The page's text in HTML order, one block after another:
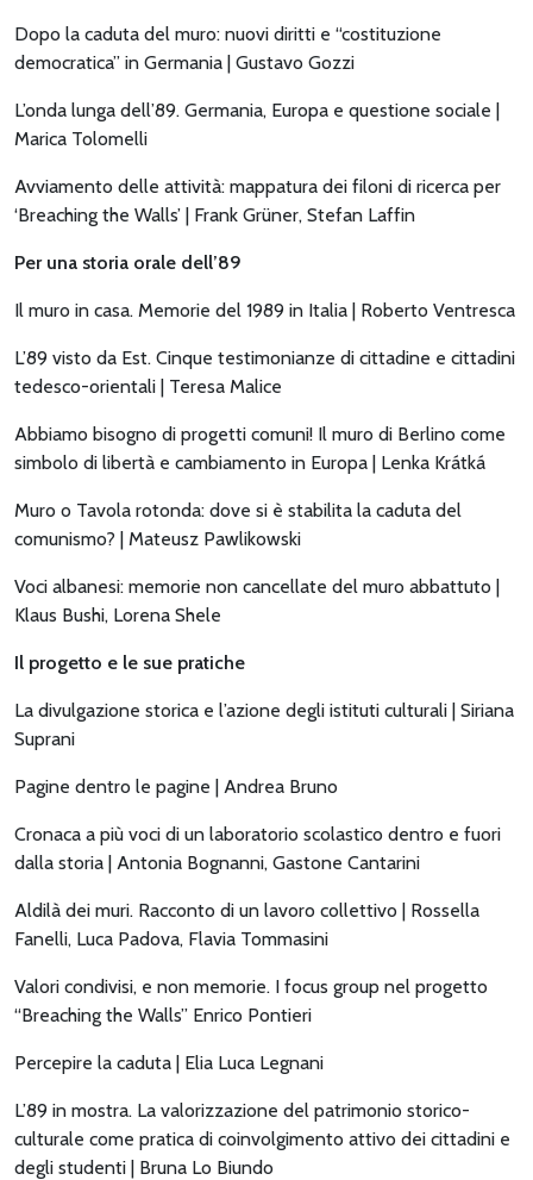
Dopo la caduta del muro: nuovi diritti e “costituzione
democratica” in Germania | Gustavo Gozzi
L’onda lunga dell’89. Germania, Europa e questione sociale |
Marica Tolomelli
Avviamento delle attività: mappatura dei filoni di ricerca per
‘Breaching the Walls’ | Frank Grüner, Stefan Laffin
Per una storia orale dell’89
Il muro in casa. Memorie del 1989 in Italia | Roberto Ventresca
L’89 visto da Est. Cinque testimonianze di cittadine e cittadini
tedesco-orientali | Teresa Malice
Abbiamo bisogno di progetti comuni! Il muro di Berlino come
simbolo di libertà e cambiamento in Europa | Lenka Krátká
Muro o Tavola rotonda: dove si è stabilita la caduta del
comunismo? | Mateusz Pawlikowski
Voci albanesi: memorie non cancellate del muro abbattuto |
Klaus Bushi, Lorena Shele
Il progetto e le sue pratiche
La divulgazione storica e l’azione degli istituti culturali | Siriana
Suprani
Pagine dentro le pagine | Andrea Bruno
Cronaca a più voci di un laboratorio scolastico dentro e fuori
dalla storia | Antonia Bognanni, Gastone Cantarini
Aldilà dei muri. Racconto di un lavoro collettivo | Rossella
Fanelli, Luca Padova, Flavia Tommasini
Valori condivisi, e non memorie. I focus group nel progetto
“Breaching the Walls” Enrico Pontieri
Percepire la caduta | Elia Luca Legnani
L’89 in mostra. La valorizzazione del patrimonio storico-
culturale come pratica di coinvolgimento attivo dei cittadini e
degli studenti | Bruna Lo Biundo